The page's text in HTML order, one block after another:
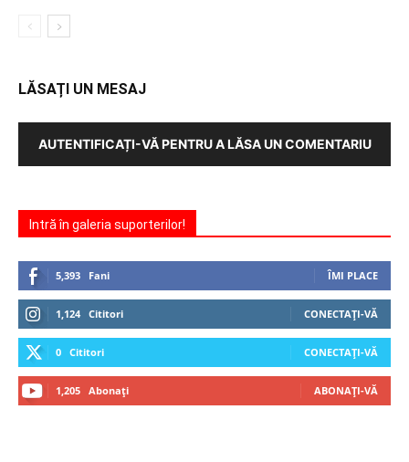
LĂSAȚI UN MESAJ
AUTENTIFICAȚI-VĂ PENTRU A LĂSA UN COMENTARIU
Intră în galeria suporterilor!
5,393 Fani ÎMI PLACE
1,124 Cititori CONECTAȚI-VĂ
0 Cititori CONECTAȚI-VĂ
1,205 Abonați ABONAȚI-VĂ